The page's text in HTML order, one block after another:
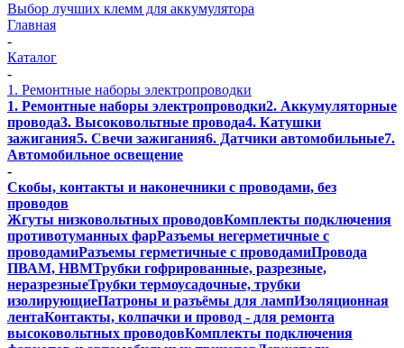
Выбор лучших клемм для аккумулятора
Главная
-
Каталог
-
1. Ремонтные наборы электропроводки
1. Ремонтные наборы электропроводки2. Аккумуляторные
провода3. Высоковольтные провода4. Катушки
зажигания5. Свечи зажигания6. Датчики автомобильные7.
Автомобильное освещение
-
Скобы, контакты и наконечники с проводами, без
проводов
Жгуты низковольтных проводовКомплекты подключения
противотуманных фарРазъемы негерметичные с
проводамиРазъемы герметичные с проводамиПровода
ПВАМ, НВМТрубки гофрированные, разрезные,
неразрезныеТрубки термоусадочные, трубки
изолирующиеПатроны и разъёмы для лампИзоляционная
лентаКонтакты, колпачки и провод - для ремонта
высоковольтных проводовКомплекты подключения